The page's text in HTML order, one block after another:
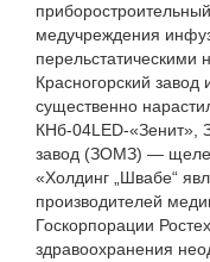
медучреждения
Красногорский
существенно
КНб-04LED-«Зенит»,
завод (ЗОМЗ) —
«Холдинг „Швабе“
производителей
Госкорпорации
здравоохранения